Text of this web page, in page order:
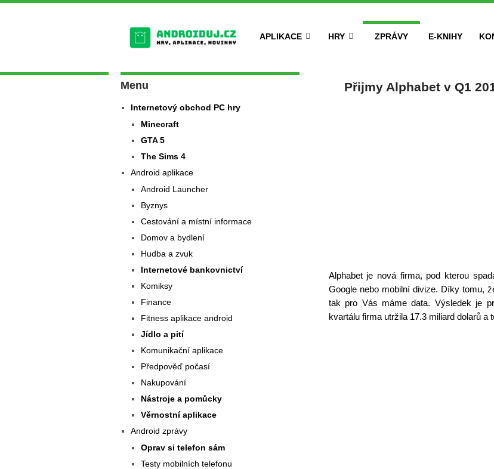
APLIKACE HRY ZPRÁVY E-KNIHY
Přijmy Alphabet v Q1
Alphabet je nová firma, pod kterou
Google nebo mobilní divize. Díky tomu,
tak pro Vás máme data. Výsledek je
kvartálu firma utržila 17.3 miliard dolarů
Menu
Internetový obchod PC hry
Minecraft
GTA 5
The Sims 4
Android aplikace
Android Launcher
Byznys
Cestování a místní informace
Domov a bydlení
Hudba a zvuk
Internetové bankovnictví
Komiksy
Finance
Fitness aplikace android
Jídlo a pití
Komunikační aplikace
Předpověď počasí
Nakupování
Nástroje a pomůcky
Věrnostní aplikace
Android zprávy
Oprav si telefon sám
Testy mobilních telefonu